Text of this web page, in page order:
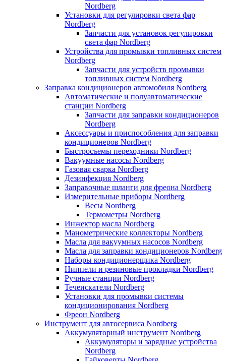
Nordberg
Установки для регулировки света фар
Nordberg
Запчасти для установок регулировки
света фар Nordberg
Устройства для промывки топливных систем
Nordberg
Запчасти для устройств промывки
топливных систем Nordberg
Заправка кондиционеров автомобиля Nordberg
Автоматические и полуавтоматические
станции Nordberg
Запчасти для заправки кондиционеров
Nordberg
Аксессуары и приспособления для заправки
кондиционеров Nordberg
Быстросъемы переходники Nordberg
Вакуумные насосы Nordberg
Газовая сварка Nordberg
Дезинфекция Nordberg
Заправочные шланги для фреона Nordberg
Измерительные приборы Nordberg
Весы Nordberg
Термометры Nordberg
Инжектор масла Nordberg
Манометрические коллекторы Nordberg
Масла для вакуумных насосов Nordberg
Масла для заправки кондиционеров Nordberg
Наборы кондиционерщика Nordberg
Ниппели и резиновые прокладки Nordberg
Ручные станции Nordberg
Течеискатели Nordberg
Установки для промывки системы
кондиционирования Nordberg
Фреон Nordberg
Инструмент для автосервиса Nordberg
Аккумуляторный инструмент Nordberg
Аккумуляторы и зарядные устройства
Nordberg